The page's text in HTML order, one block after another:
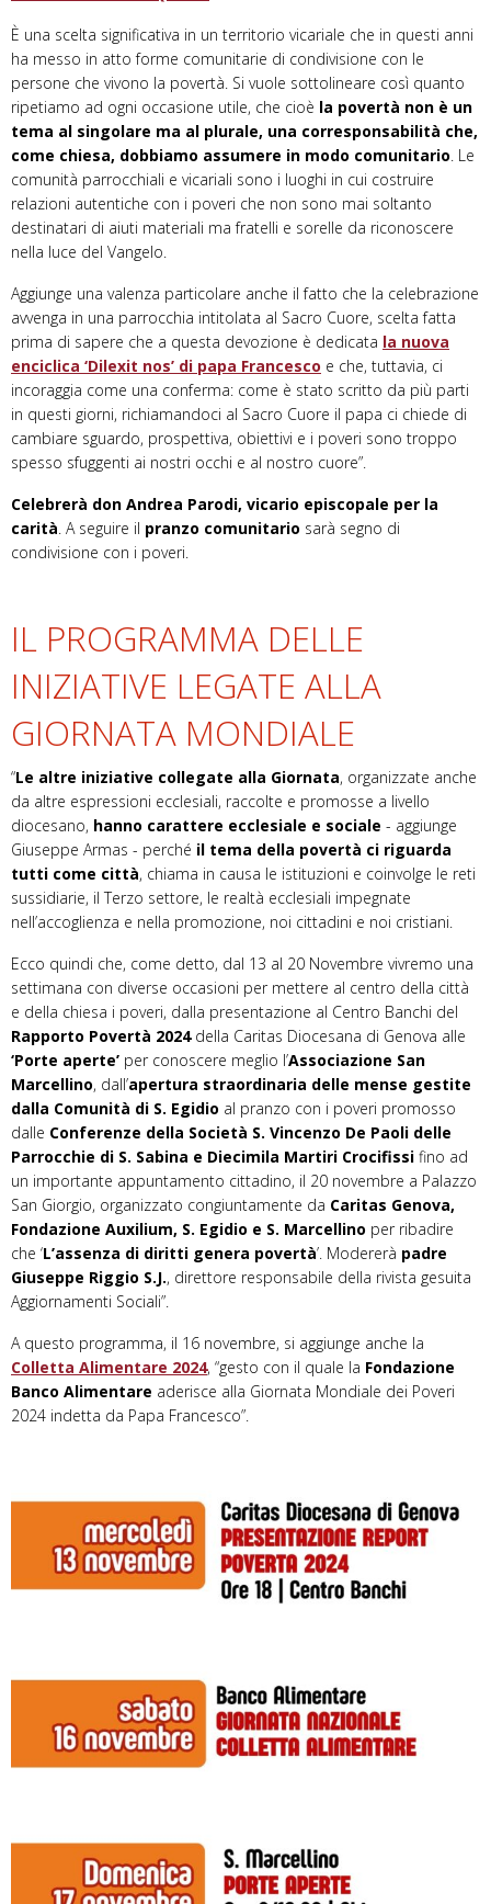
È una scelta significativa in un territorio vicariale che in questi anni
ha messo in atto forme comunitarie di condivisione con le
persone che vivono la povertà. Si vuole sottolineare così quanto
ripetiamo ad ogni occasione utile, che cioè la povertà non è un
tema al singolare ma al plurale, una corresponsabilità che,
come chiesa, dobbiamo assumere in modo comunitario. Le
comunità parrocchiali e vicariali sono i luoghi in cui costruire
relazioni autentiche con i poveri che non sono mai soltanto
destinatari di aiuti materiali ma fratelli e sorelle da riconoscere
nella luce del Vangelo.
Aggiunge una valenza particolare anche il fatto che la celebrazione
avvenga in una parrocchia intitolata al Sacro Cuore, scelta fatta
prima di sapere che a questa devozione è dedicata la nuova
enciclica ‘Dilexit nos’ di papa Francesco e che, tuttavia, ci
incoraggia come una conferma: come è stato scritto da più parti
in questi giorni, richiamandoci al Sacro Cuore il papa ci chiede di
cambiare sguardo, prospettiva, obiettivi e i poveri sono troppo
spesso sfuggenti ai nostri occhi e al nostro cuore”.
Celebrerà don Andrea Parodi, vicario episcopale per la
carità. A seguire il pranzo comunitario sarà segno di
condivisione con i poveri.
IL PROGRAMMA DELLE
INIZIATIVE LEGATE ALLA
GIORNATA MONDIALE
“Le altre iniziative collegate alla Giornata, organizzate anche
da altre espressioni ecclesiali, raccolte e promosse a livello
diocesano, hanno carattere ecclesiale e sociale - aggiunge
Giuseppe Armas - perché il tema della povertà ci riguarda
tutti come città, chiama in causa le istituzioni e coinvolge le reti
sussidiarie, il Terzo settore, le realtà ecclesiali impegnate
nell’accoglienza e nella promozione, noi cittadini e noi cristiani.
Ecco quindi che, come detto, dal 13 al 20 Novembre vivremo una
settimana con diverse occasioni per mettere al centro della città
e della chiesa i poveri, dalla presentazione al Centro Banchi del
Rapporto Povertà 2024della Caritas Diocesana di Genova alle
‘Porte aperte’ per conoscere meglio l’Associazione San
Marcellino, dall’apertura straordinaria delle mense gestite
dalla Comunità di S. Egidio al pranzo con i poveri promosso
dalle Conferenze della Società S. Vincenzo De Paoli delle
Parrocchie di S. Sabina e Diecimila Martiri Crocifissi fino ad
un importante appuntamento cittadino, il 20 novembre a Palazzo
San Giorgio, organizzato congiuntamente da Caritas Genova,
Fondazione Auxilium, S. Egidio e S. Marcellino per ribadire
che ‘L’assenza di diritti genera povertà’. Modererà padre
Giuseppe Riggio S.J., direttore responsabile della rivista gesuita
Aggiornamenti Sociali”.
A questo programma, il 16 novembre, si aggiunge anche la
Colletta Alimentare 2024, “gesto con il quale la Fondazione
Banco Alimentare aderisce alla Giornata Mondiale dei Poveri
2024 indetta da Papa Francesco”.